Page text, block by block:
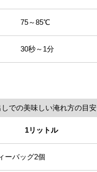
75～85℃
30秒～1分
しでの美味しい淹れ方の目安
1リットル
ーバッグ2個